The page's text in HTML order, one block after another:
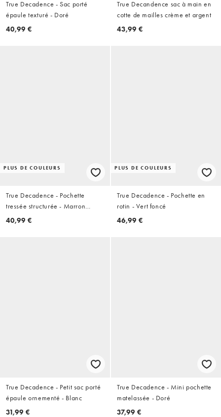
True Decadence - Sac porté
épaule texturé - Doré
40,99 €
True Decandence sac à main en
cotte de mailles crème et argent
43,99 €
PLUS DE COULEURS
True Decadence - Pochette
tressée structurée - Marron
chocolat
40,99 €
PLUS DE COULEURS
True Decadence - Pochette en
rotin - Vert foncé
46,99 €
True Decadence - Petit sac porté
épaule ornementé - Blanc
31,99 €
True Decadence - Mini pochette
matelassée - Doré
37,99 €